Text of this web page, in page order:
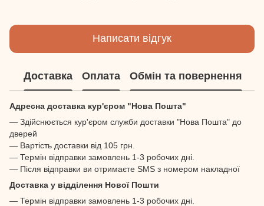
Написати відгук
Доставка Оплата Обмін та повернення
Адресна доставка кур'єром "Нова Пошта"
— Здійснюється кур'єром служби доставки "Нова Пошта" до
дверей
— Вартість доставки від 105 грн.
— Термін відправки замовлень 1-3 робочих дні.
— Після відправки ви отримаєте SMS з номером накладної
Доставка у відділення Нової Пошти
— Термін відправки замовлень 1-3 робочих дні.